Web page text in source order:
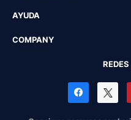
AYUDA
COMPANY